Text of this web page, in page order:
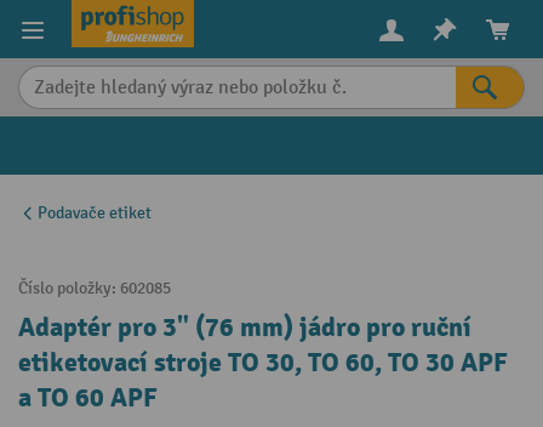
content
Podavače etiket
Číslo položky: 602085
Adaptér pro 3" (76 mm) jádro pro ruční
etiketovací stroje TO 30, TO 60, TO 30 APF
a TO 60 APF